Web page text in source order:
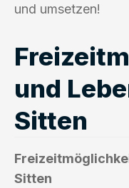
und umsetzen!
und
Sitten
Sitten